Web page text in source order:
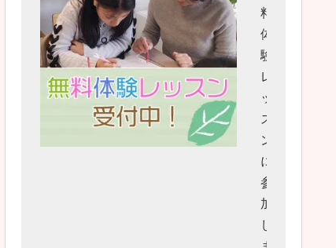
料
体
験
レ
ッ
ス
ン
に
参
加
し